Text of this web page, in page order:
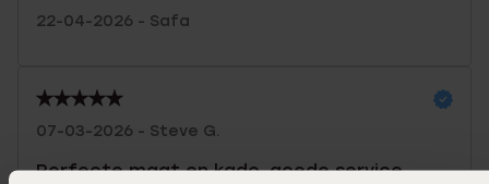
22-04-2026 - Safa
07-03-2026 - Steve G.
Perfecte maat en kado, goede service